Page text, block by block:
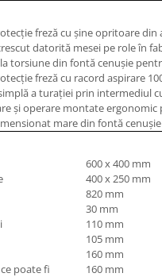
freză cu şine opritoare
datorită mesei pe role în
torsiune din fontă cenuşie
freză cu racord aspirare
a turaţiei prin intermediul
şi operare montate
mare din fontă cenuşie
600 x 400 mm
400 x 250 mm
820 mm
30 mm
110 mm
105 mm
160 mm
poate fi
160 mm